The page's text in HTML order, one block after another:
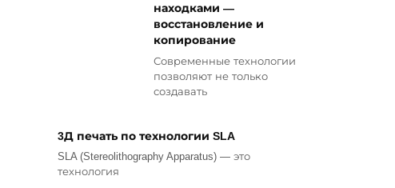
находками —
восстановление и
копирование
Современные технологии
позволяют не только
создавать
3Д печать по технологии SLA
SLA (Stereolithography Apparatus) — это
технология